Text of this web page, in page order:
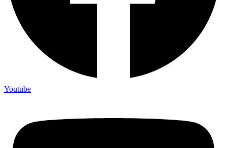
Youtube